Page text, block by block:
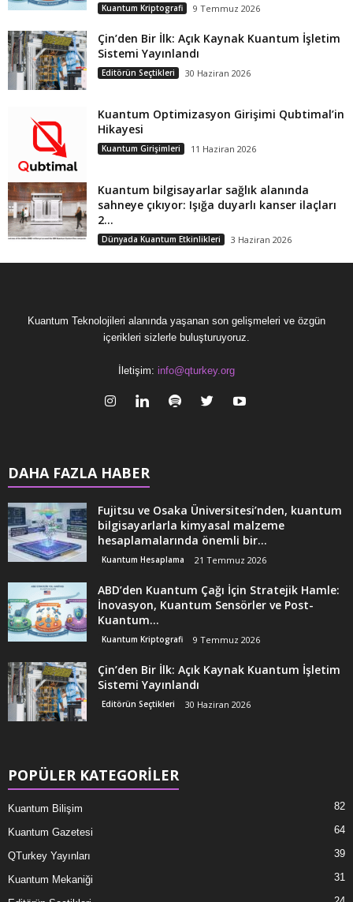
Kuantum Kriptografi 9 Temmuz 2026
Çin’den Bir İlk: Açık Kaynak Kuantum İşletim
Sistemi Yayınlandı
Editörün Seçtikleri 30 Haziran 2026
Kuantum Optimizasyon Girişimi Qubtimal’in
Hikayesi
Kuantum Girişimleri 11 Haziran 2026
Kuantum bilgisayarlar sağlık alanında
sahneye çıkıyor: Işığa duyarlı kanser ilaçları
2...
Dünyada Kuantum Etkinlikleri 3 Haziran 2026
Kuantum Teknolojileri alanında yaşanan son gelişmeleri ve özgün
içerikleri sizlerle buluşturuyoruz.
İletişim: info@qturkey.org
DAHA FAZLA HABER
Fujitsu ve Osaka Üniversitesi’nden, kuantum
bilgisayarlarla kimyasal malzeme
hesaplamalarında önemli bir...
Kuantum Hesaplama 21 Temmuz 2026
ABD’den Kuantum Çağı İçin Stratejik Hamle:
İnovasyon, Kuantum Sensörler ve Post-
Kuantum...
Kuantum Kriptografi 9 Temmuz 2026
Çin’den Bir İlk: Açık Kaynak Kuantum İşletim
Sistemi Yayınlandı
Editörün Seçtikleri 30 Haziran 2026
POPÜLER KATEGORİLER
Kuantum Bilişim 82
Kuantum Gazetesi 64
QTurkey Yayınları 39
Kuantum Mekaniği 31